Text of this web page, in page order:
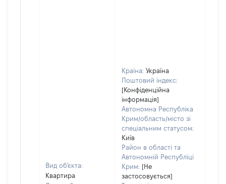
Вид об'єкта:
Квартира
Країна: Україна
Поштовий індекс:
[Конфіденційна
інформація]
Автономна Республіка
Крим/область/місто зі
спеціальним статусом:
Київ
Район в області та
Автономній Республіці
Крим: [Не
застосовується]